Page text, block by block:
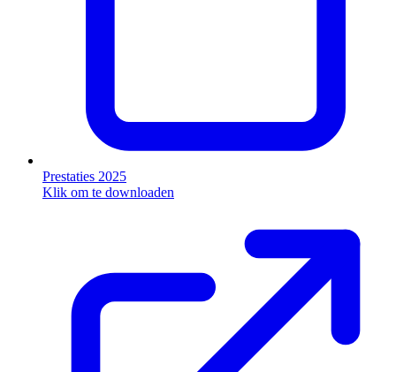
Prestaties 2025
Klik om te downloaden